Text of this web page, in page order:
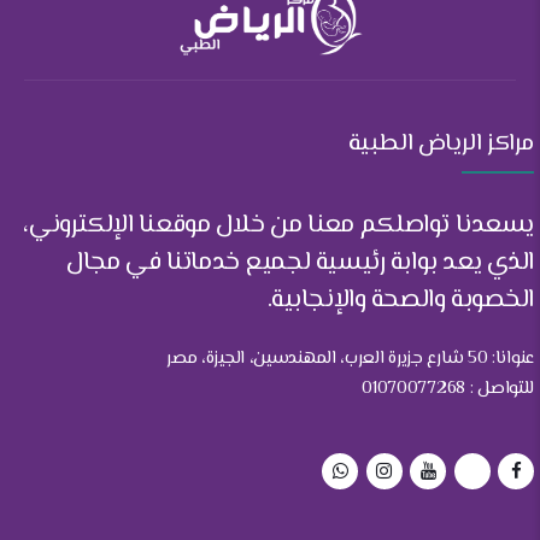
مراكز الرياض الطبية
يسعدنا تواصلكم معنا من خلال موقعنا الإلكتروني،
الذي يعد بوابة رئيسية لجميع خدماتنا في مجال
الخصوبة والصحة والإنجابية.
عنوانا: 50 شارع جزيرة العرب، المهندسين، الجيزة، مصر
للتواصل : 01070077268